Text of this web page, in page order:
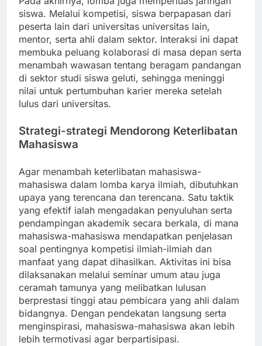
siswa. Melalui kompetisi, siswa berpapasan dari
peserta lain dari universitas universitas lain,
mentor, serta ahli dalam sektor. Interaksi ini dapat
membuka peluang kolaborasi di masa depan serta
menambah wawasan tentang beragam pandangan
di sektor studi siswa geluti, sehingga meninggi
nilai untuk pertumbuhan karier mereka setelah
lulus dari universitas.
Strategi-strategi Mendorong Keterlibatan
Mahasiswa
Agar menambah keterlibatan mahasiswa-
mahasiswa dalam lomba karya ilmiah, dibutuhkan
upaya yang terencana dan terencana. Satu taktik
yang efektif ialah mengadakan penyuluhan serta
pendampingan akademik secara berkala, di mana
mahasiswa-mahasiswa mendapatkan penjelasan
soal pentingnya kompetisi ilmiah-ilmiah dan
manfaat yang dapat dihasilkan. Aktivitas ini bisa
dilaksanakan melalui seminar umum atau juga
ceramah tamunya yang melibatkan lulusan
berprestasi tinggi atau pembicara yang ahli dalam
bidangnya. Dengan pendekatan langsung serta
menginspirasi, mahasiswa-mahasiswa akan lebih
lebih termotivasi agar berpartisipasi.